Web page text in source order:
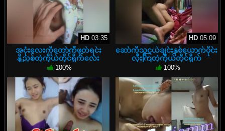
HD03:35
အငုံးလေးကိုတော်ကီဖုတ်ရင်း
နို့ညှစ်တဲ့ကိုယ်တိုင်ရိုက်လေး
100%
HD05:09
ဆော်ကိုသူငယ်ချင်းနှစ်ယောက်ဝိုင်း
လိုးကြတဲ့ကိုယ်တိုင်ရိုက်
100%